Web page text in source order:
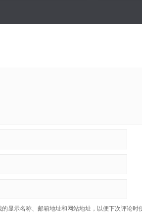
显示名称、邮箱地址和网站地址，以便下次评论时